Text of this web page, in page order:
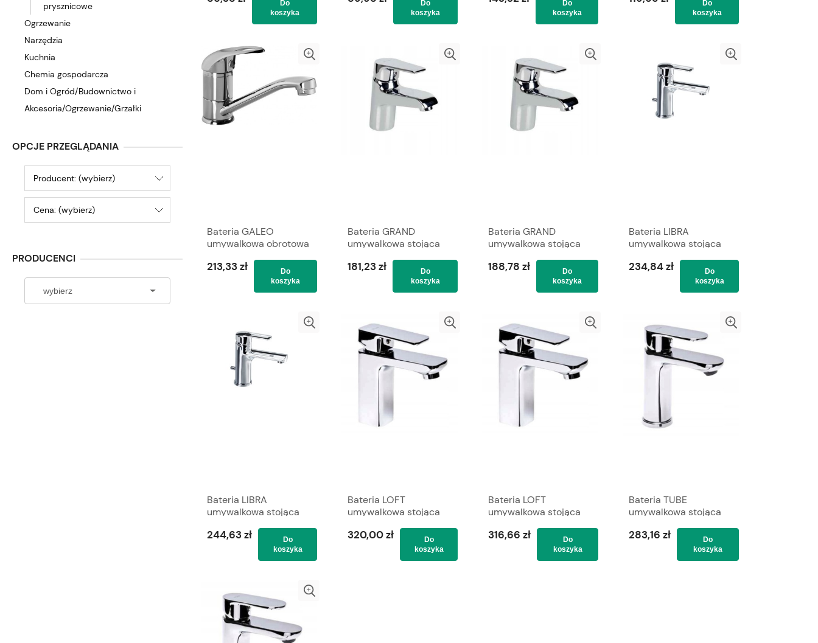
prysznicowe
Ogrzewanie
Narzędzia
Kuchnia
Chemia gospodarcza
Dom i Ogród/Budownictwo i
Akcesoria/Ogrzewanie/Grzałki
OPCJE PRZEGLĄDANIA
Producent: (wybierz)
Cena: (wybierz)
PRODUCENCI
Do
koszyka
Do
koszyka
Do
koszyka
Do
koszyka
Bateria GALEO
umywalkowa obrotowa
213,33 zł
Do
koszyka
Bateria GRAND
umywalkowa stojąca
181,23 zł
Do
koszyka
Bateria GRAND
umywalkowa stojąca
188,78 zł
Do
koszyka
Bateria LIBRA
umywalkowa stojąca
234,84 zł
Do
koszyka
Bateria LIBRA
umywalkowa stojąca
244,63 zł
Do
koszyka
Bateria LOFT
umywalkowa stojąca
320,00 zł
Do
koszyka
Bateria LOFT
umywalkowa stojąca
316,66 zł
Do
koszyka
Bateria TUBE
umywalkowa stojąca
283,16 zł
Do
koszyka